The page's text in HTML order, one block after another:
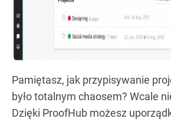
Pamiętasz, jak przypisywanie
było totalnym chaosem? Wcale
Dzięki ProofHub możesz